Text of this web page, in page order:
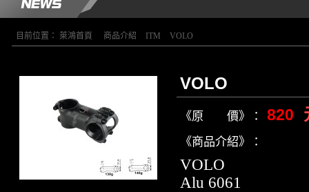
目前位置： 萊鴻首頁 商品介紹 ITM VOLO
VOLO
《原 價》： 820
《商品介紹》：
VOLO
Alu 6061